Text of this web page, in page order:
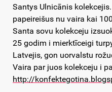
Santys Ulnicānis
papeireišus nu vaira kai
Santa sovu kolekceju
25 godim i mierktīceigi
Latvejis, gon uorvalstu
Vaira par juos kolekceju i
http://